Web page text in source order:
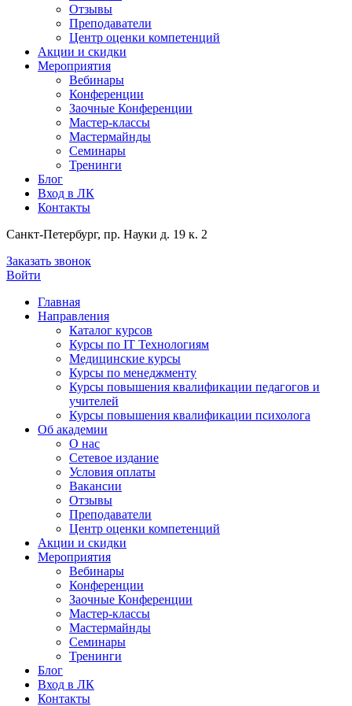
Отзывы
Преподаватели
Центр оценки компетенций
Акции и скидки
Мероприятия
Вебинары
Конференции
Заочные Конференции
Мастер-классы
Мастермайнды
Семинары
Тренинги
Блог
Вход в ЛК
Контакты
Санкт-Петербург, пр. Науки д. 19 к. 2
Заказать звонок
Войти
Главная
Направления
Каталог курсов
Курсы по IT Технологиям
Медицинские курсы
Курсы по менеджменту
Курсы повышения квалификации педагогов и
учителей
Курсы повышения квалификации психолога
Об академии
О нас
Сетевое издание
Условия оплаты
Вакансии
Отзывы
Преподаватели
Центр оценки компетенций
Акции и скидки
Мероприятия
Вебинары
Конференции
Заочные Конференции
Мастер-классы
Мастермайнды
Семинары
Тренинги
Блог
Вход в ЛК
Контакты